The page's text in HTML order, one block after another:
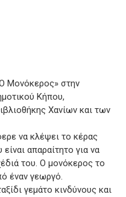
Μονόκερος» στην
Κήπου,
Χανίων και των
να κλέψει το κέρας
απαραίτητο για να
του. Ο μονόκερος το
έναν γεωργό.
γεμάτο κινδύνους και